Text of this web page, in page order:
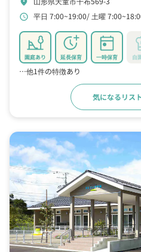
schedule 平日 7:00~19:00 土曜
園庭あり 延長保育 一時保育 自
…他1件の特徴あり
気になるリス